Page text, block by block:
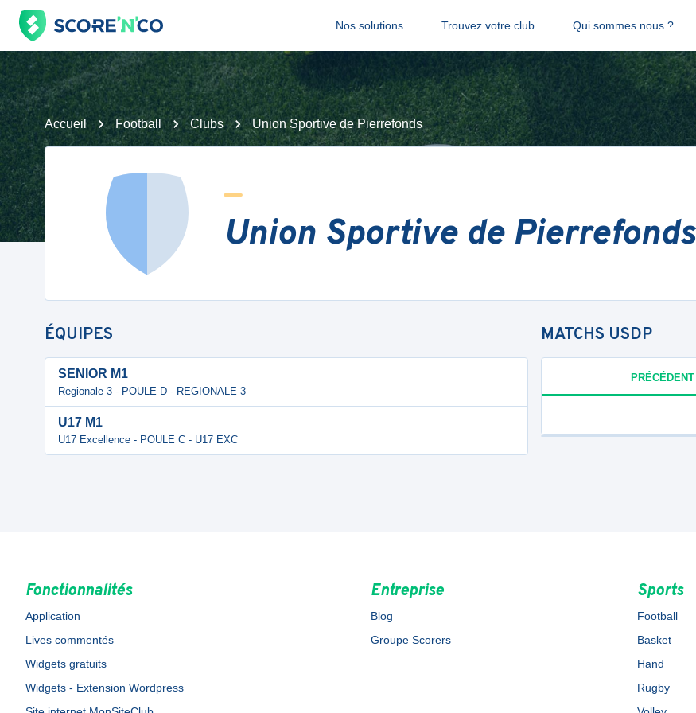
Nos solutions Trouvez votre club Qui sommes nous ?
Accueil Football Clubs Union Sportive de Pierrefonds
Union Sportive de Pierrefonds
ÉQUIPES
SENIOR M1
Regionale 3 - POULE D - REGIONALE 3
U17 M1
U17 Excellence - POULE C - U17 EXC
MATCHS USDP
PRÉCÉDENT
Fonctionnalités
Application
Lives commentés
Widgets gratuits
Widgets - Extension Wordpress
Entreprise
Blog
Groupe Scorers
Sports
Football
Basket
Hand
Rugby